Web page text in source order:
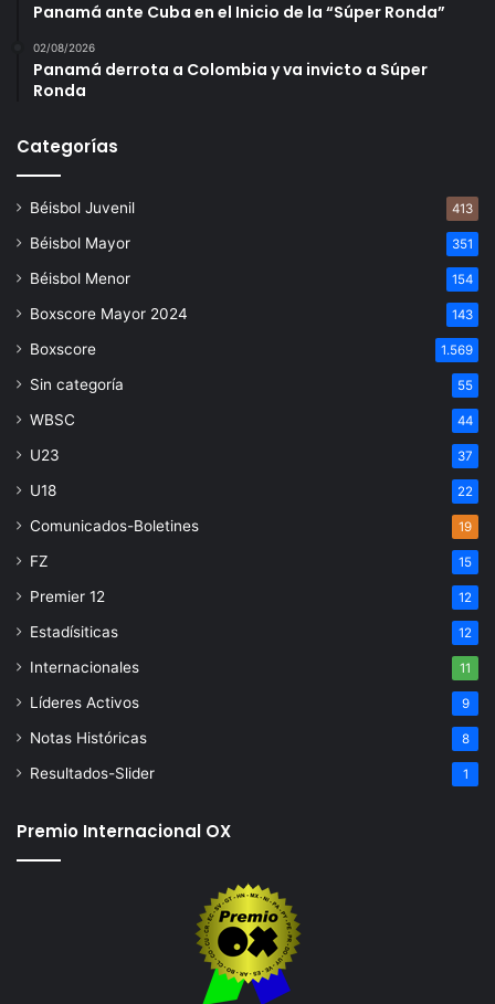
Panamá ante Cuba en el Inicio de la “Súper Ronda”
02/08/2026
Panamá derrota a Colombia y va invicto a Súper
Ronda
Categorías
Béisbol Juvenil 413
Béisbol Mayor 351
Béisbol Menor 154
Boxscore Mayor 2024 143
Boxscore 1.569
Sin categoría 55
WBSC 44
U23 37
U18 22
Comunicados-Boletines 19
FZ 15
Premier 12 12
Estadísiticas 12
Internacionales 11
Líderes Activos 9
Notas Históricas 8
Resultados-Slider 1
Premio Internacional OX